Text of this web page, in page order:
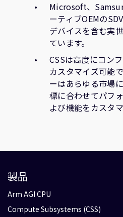
Microsoft、
ーティブOEMの
デバイスを含む実
ています。
CSSは高度にコン
カスタマイズ可能
ーはあらゆる市場
標に合わせてパフ
よび機能をカスタ
製品
Arm AGI CPU
Compute Subsystems (CSS)